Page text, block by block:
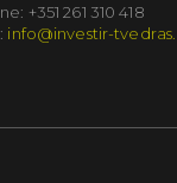
+351 261 310 418
info@investir-